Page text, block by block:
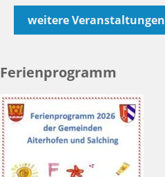
weitere Veranstaltungen
Ferienprogramm